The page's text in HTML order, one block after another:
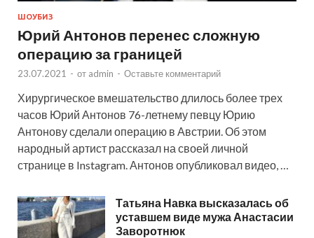
ШОУБИЗ
Юрий Антонов перенес сложную
операцию за границей
23.07.2021 - от admin - Оставьте комментарий
Хирургическое вмешательство длилось более трех
часов Юрий Антонов 76-летнему певцу Юрию
Антонову сделали операцию в Австрии. Об этом
народный артист рассказал на своей личной
странице в Instagram. Антонов опубликовал видео, …
Татьяна Навка высказалась об
уставшем виде мужа Анастасии
Заворотнюк